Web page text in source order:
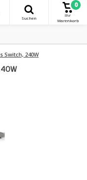
Suchen
0
Ihr
Warenkorb
Switch, 240W